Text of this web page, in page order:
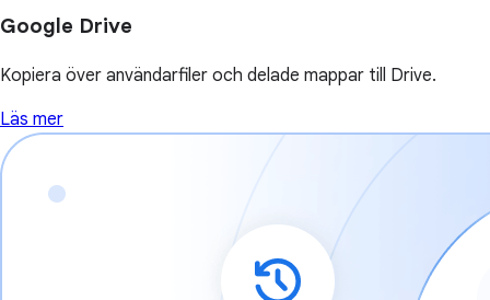
Google Drive
Kopiera över användarfiler och delade mappar till Drive.
Läs mer